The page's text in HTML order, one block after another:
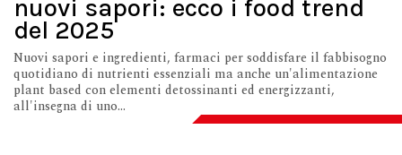
nuovi sapori: ecco i food trend
del 2025
Nuovi sapori e ingredienti, farmaci per soddisfare il fabbisogno
quotidiano di nutrienti essenziali ma anche un'alimentazione
plant based con elementi detossinanti ed energizzanti,
all'insegna di uno...